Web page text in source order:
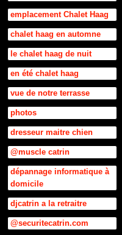
emplacement Chalet Haag
chalet haag en automne
le chalet haag de nuit
en été chalet haag
vue de notre terrasse
photos
dresseur maitre chien
@muscle catrin
dépannage informatique à
domicile
djcatrin a la retraitre
@securitecatrin.com